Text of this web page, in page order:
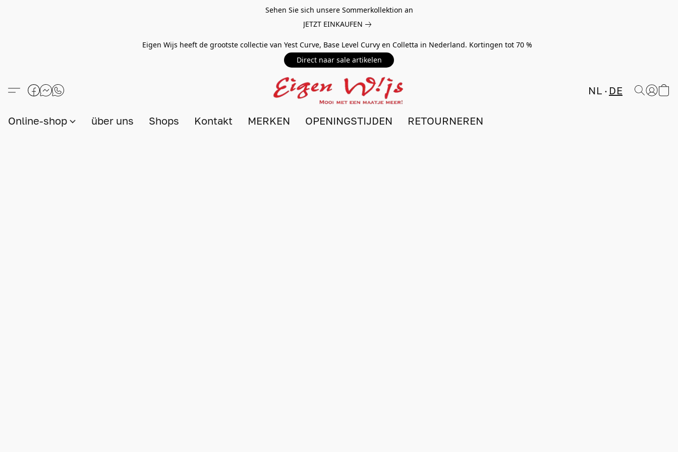
Sehen Sie sich unsere Sommerkollektion an
JETZT EINKAUFEN
Eigen Wijs heeft de grootste collectie van Yest Curve, Base Level Curvy en Colletta in Nederland. Kortingen tot 70 %
Direct naar sale artikelen
NL DE
Online-shop über uns Shops Kontakt MERKEN OPENINGSTIJDEN RETOURNEREN